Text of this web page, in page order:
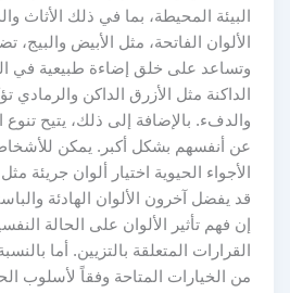
البيئة المحيطة، بما في ذلك الأثاث
الألوان الفاتحة، مثل الأبيض والبيج،
وتساعد على خلق إضاءة طبيعية في
الداكنة مثل الأزرق الداكن والرمادي
والدفء. بالإضافة إلى ذلك، يتيح تنوع
عن أنفسهم بشكل أكبر. يمكن للأشخاص
الأجواء الحيوية اختيار ألوان جريئة مثل
قد يفضل آخرون الألوان الهادئة
إن فهم تأثير الألوان على الحالة
القرارات المتعلقة بالتزيين. أما بالنسبة
من الخيارات المتاحة وفقاً لأسلوب